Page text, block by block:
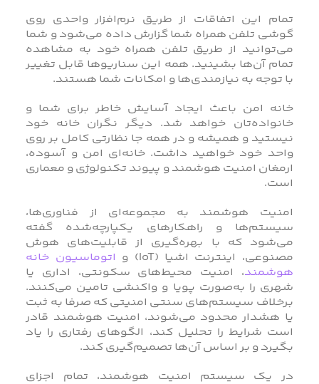
تمام این اتفاقات از طریق نرم‌افزار واحدی روی
گوشی تلفن همراه شما گزارش داده می‌شود و شما
می‌توانید از طریق تلفن همراه خود به مشاهده
تمام آن‌ها بشینید. همه این سناریوها قابل تغییر
با توجه به نیازمندی‌ها و امکانات شما هستند.
خانه امن باعث ایجاد آسایش خاطر برای شما و
خانواده‌تان خواهد شد. دیگر نگران خانه خود
نیستید و همیشه و در همه جا نظارتی کامل بر روی
واحد خود خواهید داشت. خانه‌ای امن و آسوده،
ارمغان امنیت هوشمند و پیوند تکنولوژی و معماری
است.
امنیت هوشمند به مجموعه‌ای از فناوری‌ها،
سیستم‌ها و راهکارهای یکپارچه‌شده گفته
می‌شود که با بهره‌گیری از قابلیت‌های هوش
مصنوعی، اینترنت اشیا (IoT) و
اتوماسیون خانه
هوشمند، امنیت محیط‌های سکونتی، اداری یا
شهری را به‌صورت پویا و واکنشی تامین می‌کنند.
برخلاف سیستم‌های سنتی امنیتی که صرفا به ثبت
یا هشدار محدود می‌شوند، امنیت هوشمند قادر
است شرایط را تحلیل کند، الگوهای رفتاری را یاد
بگیرد و بر اساس آن‌ها تصمیم‌گیری کند.
در یک سیستم امنیت هوشمند، تمام اجزای